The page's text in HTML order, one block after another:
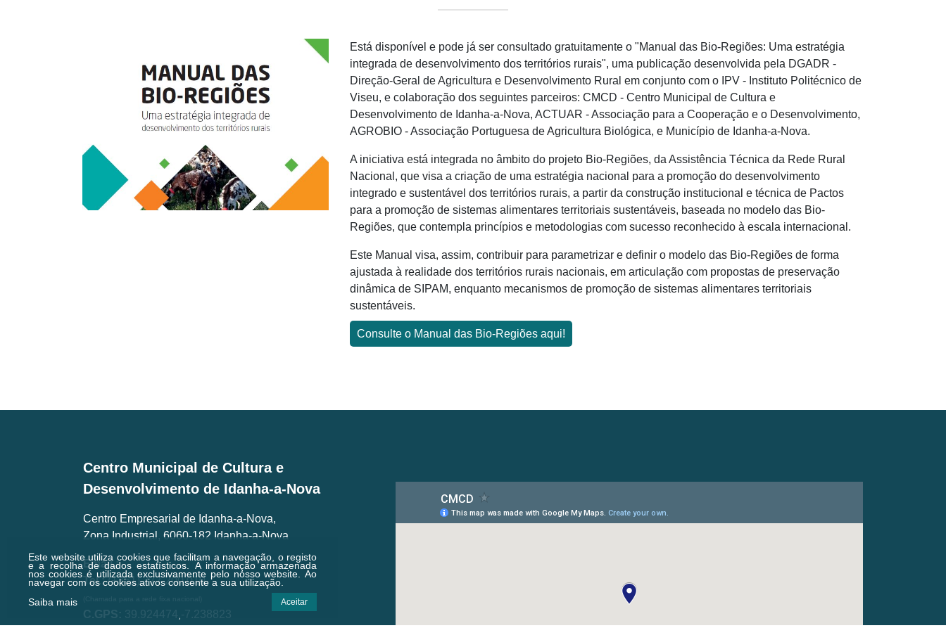
Este website utiliza cookies que facilitam a navegação, o registo
e a recolha de dados estatísticos. A informação armazenada
nos cookies é utilizada exclusivamente pelo nosso website. Ao
navegar com os cookies ativos consente a sua utilização.
Saiba mais
Aceitar
Está disponível e pode já ser consultado gratuitamente o "Manual das Bio-Regiões: Uma estratégia
integrada de desenvolvimento dos territórios rurais", uma publicação desenvolvida pela DGADR -
Direção-Geral de Agricultura e Desenvolvimento Rural em conjunto com o IPV - Instituto Politécnico de
Viseu, e colaboração dos seguintes parceiros: CMCD - Centro Municipal de Cultura e
Desenvolvimento de Idanha-a-Nova, ACTUAR - Associação para a Cooperação e o Desenvolvimento,
AGROBIO - Associação Portuguesa de Agricultura Biológica, e Município de Idanha-a-Nova.
A iniciativa está integrada no âmbito do projeto Bio-Regiões, da Assistência Técnica da Rede Rural
Nacional, que visa a criação de uma estratégia nacional para a promoção do desenvolvimento
integrado e sustentável dos territórios rurais, a partir da construção institucional e técnica de Pactos
para a promoção de sistemas alimentares territoriais sustentáveis, baseada no modelo das Bio-
Regiões, que contempla princípios e metodologias com sucesso reconhecido à escala internacional.
Este Manual visa, assim, contribuir para parametrizar e definir o modelo das Bio-Regiões de forma
ajustada à realidade dos territórios rurais nacionais, em articulação com propostas de preservação
dinâmica de SIPAM, enquanto mecanismos de promoção de sistemas alimentares territoriais
sustentáveis.
Consulte o Manual das Bio-Regiões aqui!
Centro Municipal de Cultura e
Desenvolvimento de Idanha-a-Nova
Centro Empresarial de Idanha-a-Nova,
Zona Industrial, 6060-182 Idanha-a-Nova
Email.: geral@cmcd.pt
Tel.: (+351) 277 200 010
(Chamada para a rede fixa nacional)
C.GPS: 39.924474,-7.238823